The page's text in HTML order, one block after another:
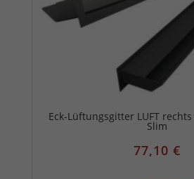
Eck-Lüftungsgitter LUFT
Slim
77,10€